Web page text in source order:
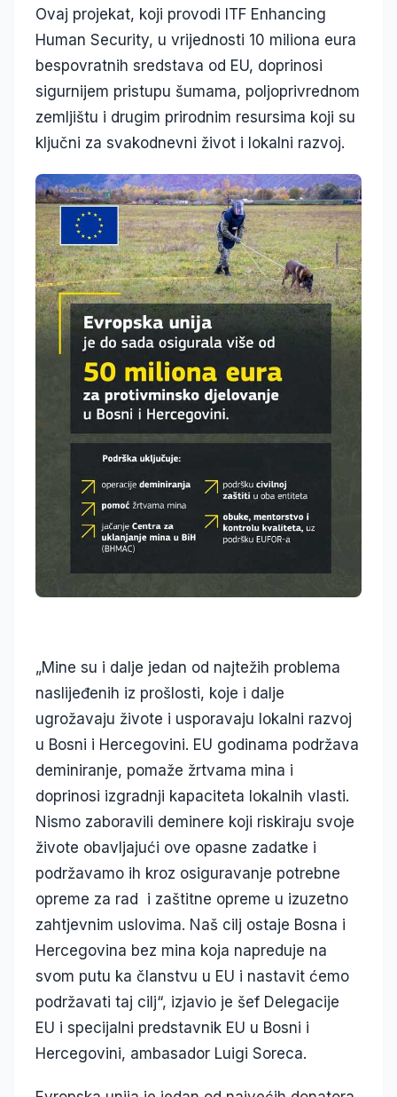
Ovaj projekat, koji provodi ITF Enhancing
Human Security, u vrijednosti 10 miliona eura
bespovratnih sredstava od EU, doprinosi
sigurnijem pristupu šumama, poljoprivrednom
zemljištu i drugim prirodnim resursima koji su
ključni za svakodnevni život i lokalni razvoj.
„Mine su i dalje jedan od najtežih problema
naslijeđenih iz prošlosti, koje i dalje
ugrožavaju živote i usporavaju lokalni razvoj
u Bosni i Hercegovini. EU godinama podržava
deminiranje, pomaže žrtvama mina i
doprinosi izgradnji kapaciteta lokalnih vlasti.
Nismo zaboravili deminere koji riskiraju svoje
živote obavljajući ove opasne zadatke i
podržavamo ih kroz osiguravanje potrebne
opreme za rad i zaštitne opreme u izuzetno
zahtjevnim uslovima. Naš cilj ostaje Bosna i
Hercegovina bez mina koja napreduje na
svom putu ka članstvu u EU i nastavit ćemo
podržavati taj cilj“, izjavio je šef Delegacije
EU i specijalni predstavnik EU u Bosni i
Hercegovini, ambasador Luigi Soreca.